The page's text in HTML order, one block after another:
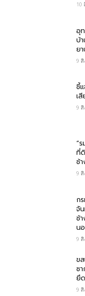
10
อุ
บ้
ย
9
ชี้
เ
9
“
ที่
ช้
9
ก
จั
ช้
น
9
ข
ซ
ยึ
9